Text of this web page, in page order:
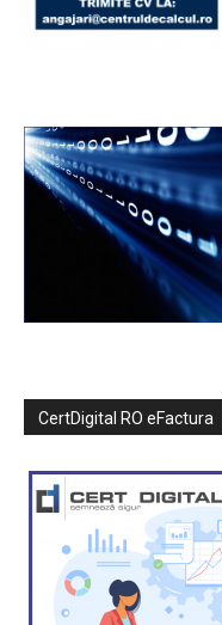
CertDigital RO eFactura